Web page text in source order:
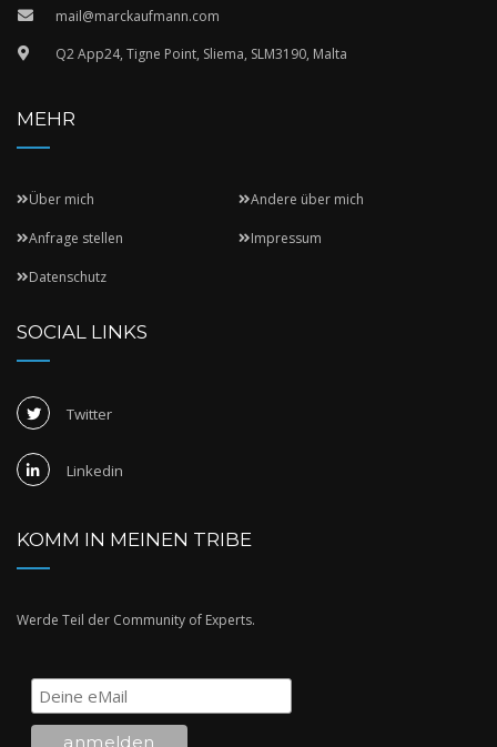
mail@marckaufmann.com
Q2 App24, Tigne Point, Sliema, SLM3190, Malta
MEHR
Über mich Andere über mich
Anfrage stellen Impressum
Datenschutz
SOCIAL LINKS
Twitter
Linkedin
KOMM IN MEINEN TRIBE
Werde Teil der Community of Experts.